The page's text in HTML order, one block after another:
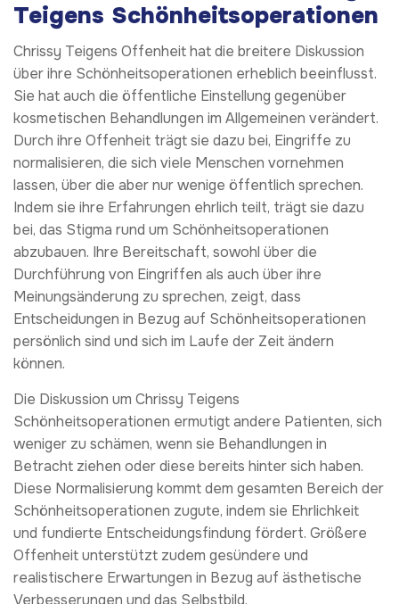
Teigens Schönheitsoperationen
Chrissy Teigens Offenheit hat die breitere Diskussion
über ihre Schönheitsoperationen erheblich beeinflusst.
Sie hat auch die öffentliche Einstellung gegenüber
kosmetischen Behandlungen im Allgemeinen verändert.
Durch ihre Offenheit trägt sie dazu bei, Eingriffe zu
normalisieren, die sich viele Menschen vornehmen
lassen, über die aber nur wenige öffentlich sprechen.
Indem sie ihre Erfahrungen ehrlich teilt, trägt sie dazu
bei, das Stigma rund um Schönheitsoperationen
abzubauen. Ihre Bereitschaft, sowohl über die
Durchführung von Eingriffen als auch über ihre
Meinungsänderung zu sprechen, zeigt, dass
Entscheidungen in Bezug auf Schönheitsoperationen
persönlich sind und sich im Laufe der Zeit ändern
können.
Die Diskussion um Chrissy Teigens
Schönheitsoperationen ermutigt andere Patienten, sich
weniger zu schämen, wenn sie Behandlungen in
Betracht ziehen oder diese bereits hinter sich haben.
Diese Normalisierung kommt dem gesamten Bereich der
Schönheitsoperationen zugute, indem sie Ehrlichkeit
und fundierte Entscheidungsfindung fördert. Größere
Offenheit unterstützt zudem gesündere und
realistischere Erwartungen in Bezug auf ästhetische
Verbesserungen und das Selbstbild.